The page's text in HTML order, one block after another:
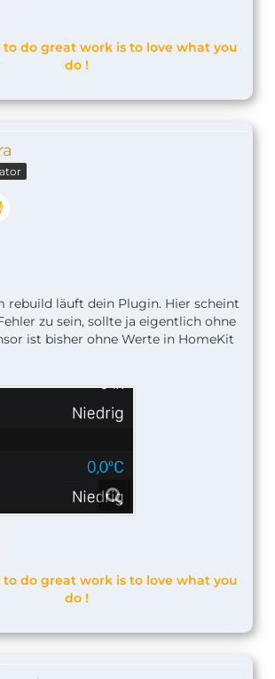
to do great work is to love what you
do !
rebuild läuft dein Plugin. Hier scheint
zu sein, sollte ja eigentlich ohne
ist bisher ohne Werte in HomeKit
to do great work is to love what you
do !